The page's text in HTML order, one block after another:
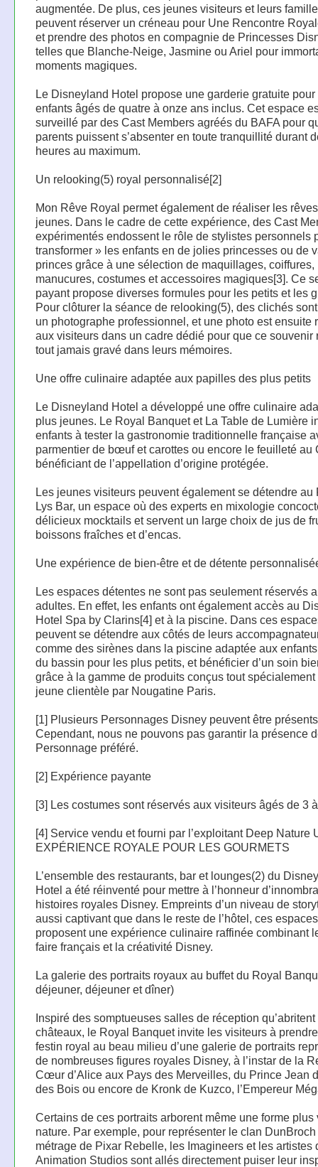
augmentée. De plus, ces jeunes visiteurs et leurs
peuvent réserver un créneau pour Une Rencontre
et prendre des photos en compagnie de Princesses
telles que Blanche-Neige, Jasmine ou Ariel pour
moments magiques.
Le Disneyland Hotel propose une garderie gratuite pour
enfants âgés de quatre à onze ans inclus. Cet espace
surveillé par des Cast Members agréés du BAFA pour
parents puissent s’absenter en toute tranquillité durant
heures au maximum.
Un relooking(5) royal personnalisé[2]
Mon Rêve Royal permet également de réaliser les
jeunes. Dans le cadre de cette expérience, des Cast
expérimentés endossent le rôle de stylistes personnels
transformer » les enfants en de jolies princesses ou de
princes grâce à une sélection de maquillages, coiffures,
manucures, costumes et accessoires magiques[3]. Ce
payant propose diverses formules pour les petits et les
Pour clôturer la séance de relooking(5), des clichés
un photographe professionnel, et une photo est ensuite
aux visiteurs dans un cadre dédié pour que ce souvenir
tout jamais gravé dans leurs mémoires.
Une offre culinaire adaptée aux papilles des plus petits
Le Disneyland Hotel a développé une offre culinaire
plus jeunes. Le Royal Banquet et La Table de Lumière
enfants à tester la gastronomie traditionnelle française
parmentier de bœuf et carottes ou encore le feuilleté au
bénéficiant de l’appellation d’origine protégée.
Les jeunes visiteurs peuvent également se détendre au
Lys Bar, un espace où des experts en mixologie
délicieux mocktails et servent un large choix de jus de
boissons fraîches et d’encas.
Une expérience de bien-être et de détente
Les espaces détentes ne sont pas seulement réservés
adultes. En effet, les enfants ont également accès au
Hotel Spa by Clarins[4] et à la piscine. Dans ces
peuvent se détendre aux côtés de leurs
comme des sirènes dans la piscine adaptée aux
du bassin pour les plus petits, et bénéficier d’un soin
grâce à la gamme de produits conçus tout spécialement
jeune clientèle par Nougatine Paris.
[1] Plusieurs Personnages Disney peuvent être
Cependant, nous ne pouvons pas garantir la présence
Personnage préféré.
[2] Expérience payante
[3] Les costumes sont réservés aux visiteurs âgés de 3
[4] Service vendu et fourni par l’exploitant Deep Nature
EXPÉRIENCE ROYALE POUR LES GOURMETS
L’ensemble des restaurants, bar et lounges(2) du
Hotel a été réinventé pour mettre à l’honneur
histoires royales Disney. Empreints d’un niveau de
aussi captivant que dans le reste de l’hôtel, ces espaces
proposent une expérience culinaire raffinée combinant
faire français et la créativité Disney.
La galerie des portraits royaux au buffet du Royal
déjeuner, déjeuner et dîner)
Inspiré des somptueuses salles de réception qu’abritent
châteaux, le Royal Banquet invite les visiteurs à
festin royal au beau milieu d’une galerie de portraits
de nombreuses figures royales Disney, à l’instar de la
Cœur d’Alice aux Pays des Merveilles, du Prince Jean
des Bois ou encore de Kronk de Kuzco, l’Empereur
Certains de ces portraits arborent même une forme plus
nature. Par exemple, pour représenter le clan
métrage de Pixar Rebelle, les Imagineers et les artistes
Animation Studios sont allés directement puiser leur